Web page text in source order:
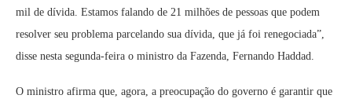
mil de dívida. Estamos falando de 21 milhões de pessoas que podem
resolver seu problema parcelando sua dívida, que já foi renegociada”,
disse nesta segunda-feira o ministro da Fazenda, Fernando Haddad.
O ministro afirma que, agora, a preocupação do governo é garantir que